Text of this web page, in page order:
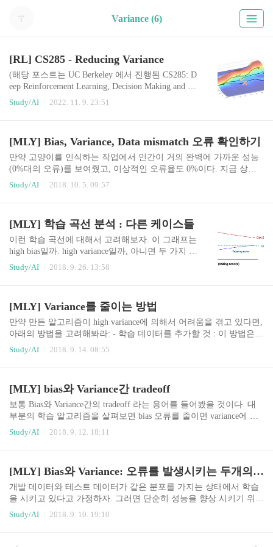
Variance (6)
[RL] CS285 - Reducing Variance
(해당 포스트는 UC Berkeley 에서 진행된 CS285: D
eep Reinforcement Learning, Decision Making and Co
ntrol를 요약한 내용이며, 그림들은 강의 장표에서
발췌한 내용입니다.) CS 285 GSI Yuqing Du yuqing
riance 이전 포스트에서 소개했다시피, policy gradie
nt 알고리즘은 high variance로 인해서 practical probl
em에 적용하기 어려웠다. 그러면 이 variance를 줄
Study/AI 2022. 11. 9. 23:51
[MLY] Bias, Variance, Data mismatch 오류 확인하기
만약 고양이를 인식하는 작업에서 인간이 거의 완벽에 가까운 성능
(0%대의 오류)를 보여줬고, 이상적인 오류율도 0%이다. 지금 상태
에서 당신이 가지고 있는 지표가 다음과 같다고 가정해보자: - 학습
데이터 상에서의 1%의 오류 - 학습 개발 데이터 상에서의 5%의 오
한 variance를 제거하는 방법을 사용하면, 성능이 좋아질 것이다. 이
제 알고리즘이 다음의 지표를 가진다고 가정해보자: - 학습 데이터
상에서의 10%의 오류 - 학습 개발 데이터 상에서의 11% 오류 - 개발
데이터 상에서의 12% 오류이건 학습 데이터 상에 높은 avoidable bias
가 ..
Study/AI 2018. 10. 5. 09:57
[MLY] 학습 곡선 분석 : 다른 케이스들
이런 학습 곡선에 대해서 고려해보자. 이 그래프는
high bias일까. high variance일까, 아니면 두 가지 경
우가 합쳐진 걸까? 파란색 학습 오류 곡선은 상대
적으로 낮고, 빨간색 개발 데이터의 오류 곡선은 파
볼수 있다. 여기서 학습 데이터를 조금 더 추가하면
개발 오류와 학습 오류 사이의 갭을 줄이는데 도움
이 될 것이다. 그럼 이번에는 이런 경우를 고려해보
더 큰 것을 알 수 있다. 그리고 개발 데이터 오류 또
것이라고 알..
Study/AI 2018. 9. 26. 13:58
[MLY] Variance를 줄이는 방법
만약 만든 알고리즘이 high variance에 의해서 어려움을 겪고 있다면,
아래의 방법을 고려해봐라: - 학습 데이터를 추가할 것 : 이 방법은
만약 당신이 데이터에 대해서 많이 접근할 수 있고, 이를 처리할 연
산 능력이 충분한 한, Variance 문제를 해결할 수 있는 가장 간단하고
를 높이는 부작용이 있다. - Early Stopping을 적용해볼 것 (예를 들어
개발 데이터 오류에 기반해서 gradient descent를 빨리 멈추게 한다던
지...) : 이 방법은 variance를 줄여주지만 bias를 높..
Study/AI 2018. 9. 14. 08:55
[MLY] bias와 Variance간 tradeoff
보통 Bias와 Variance간의 tradeoff 라는 용어를 들어봤을 것이다. 대
부분의 학습 알고리즘을 살펴보면 bias 오류를 줄이면 variance에 대
한 비용이 증가하거나 반대의 case가 발생하는 경우를 봤을 것이다.
이게 바로 bias와 variance간의 "trade off"를 의미하는 것이다. 예를 들
가시킨다. 다른 방향으로 정규화 특성을 키우게 되면, variance는 감
소하지만, bias가 증가하는 형태를 보인다. 요즘에는 매우 큰 신경망
에서도 돌릴 수 있을 만큼 데이터가 엄청 많다. 그렇기 때문에 위에
Study/AI 2018. 9. 12. 18:11
[MLY] Bias와 Variance: 오류를 발생시키는 두개의 요인
개발 데이터와 테스트 데이터가 같은 분포를 가지는 상태에서 학습
을 시키고 있다고 가정하자. 그러면 단순히 성능을 향상 시키기 위해
서 항상 많은 학습 데이터를 수집하려고 할 것이다. 그렇지 않나? 데
이터를 많이 가지는 것 자체가 물론 나쁜건 아니지만, 그렇다고 바라
하는 작업 자체가 시간 낭비가 될 수 있다. 그러면 언제 데이터를 수
Study/AI 2018. 9. 10. 19:10